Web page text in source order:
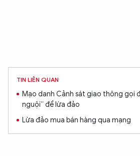
TIN LIÊN QUAN
Mạo danh Cảnh sát giao thông gọi
nguội” để lừa đảo
Lừa đảo mua bán hàng qua mạng